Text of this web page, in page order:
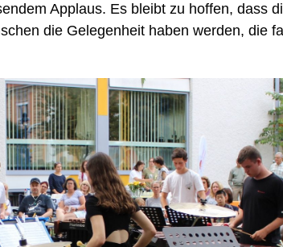
Applaus. Es bleibt zu hoffen, dass
die Gelegenheit haben werden, die